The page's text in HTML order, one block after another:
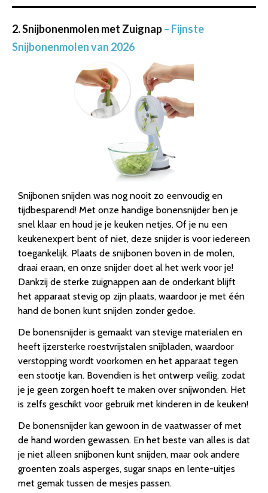
2. Snijbonenmolen met Zuignap– Fijnste
Snijbonenmolen van 2026
Snijbonen snijden was nog nooit zo eenvoudig en
tijdbesparend! Met onze handige bonensnijder ben je
snel klaar en houd je je keuken netjes. Of je nu een
keukenexpert bent of niet, deze snijder is voor iedereen
toegankelijk. Plaats de snijbonen boven in de molen,
draai eraan, en onze snijder doet al het werk voor je!
Dankzij de sterke zuignappen aan de onderkant blijft
het apparaat stevig op zijn plaats, waardoor je met één
hand de bonen kunt snijden zonder gedoe.
De bonensnijder is gemaakt van stevige materialen en
heeft ijzersterke roestvrijstalen snijbladen, waardoor
verstopping wordt voorkomen en het apparaat tegen
een stootje kan. Bovendien is het ontwerp veilig, zodat
je je geen zorgen hoeft te maken over snijwonden. Het
is zelfs geschikt voor gebruik met kinderen in de keuken!
De bonensnijder kan gewoon in de vaatwasser of met
de hand worden gewassen. En het beste van alles is dat
je niet alleen snijbonen kunt snijden, maar ook andere
groenten zoals asperges, sugar snaps en lente-uitjes
met gemak tussen de mesjes passen.